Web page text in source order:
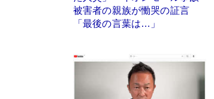
被害者の親族が慟哭の証言
「最後の言葉は…」